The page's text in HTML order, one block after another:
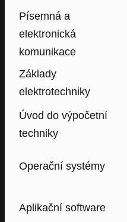
Písemná a
elektronická
komunikace
Základy
elektrotechniky
Úvod do výpočetní
techniky
Operační systémy
Aplikační software